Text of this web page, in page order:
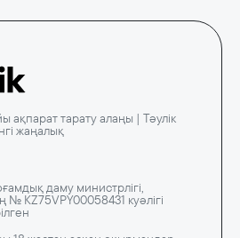
ақпарат тарату алаңы | Тәулік
жаңалық
даму министрлігі,
№ KZ75VPY00058431 куәлігі